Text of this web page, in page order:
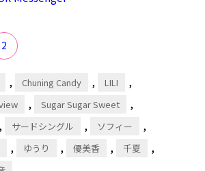
Page
2
, Chuning Candy , LILI ,
, Sugar Sugar Sweet ,
, サードシングル , ソフィー ,
, ゆうり , 優美香 , 千夏 ,